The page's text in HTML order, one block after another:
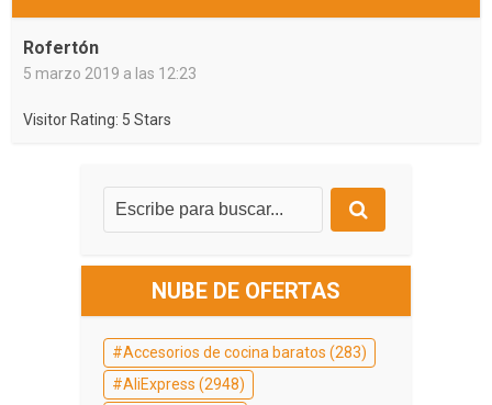
Rofertón
5 marzo 2019 a las 12:23
Visitor Rating: 5 Stars
NUBE DE OFERTAS
Accesorios de cocina baratos (283)
AliExpress (2948)